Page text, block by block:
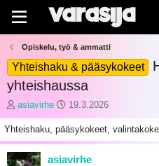
Opiskelu, työ & ammatti
Yhteishaku & pääsykokeet
yhteishaussa
K
e
s
k
u
asiavirhe
A
l
o
i
19.3.2026
Yhteishaku, pääsykokeet,
asiavirhe